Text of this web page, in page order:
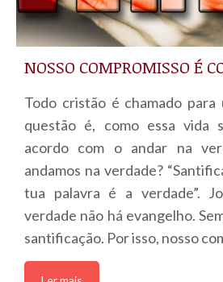
NOSSO COMPROMISSO É
Todo cristão é chamado para
questão é, como essa vida
acordo com o andar na
andamos na verdade?
tua palavra é a verdade”.
verdade não há evangelho.
santificação. Por isso, nosso